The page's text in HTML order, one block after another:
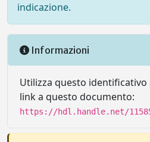
indicazione.
Informazioni
Utilizza questo
link a questo documento:
https://hdl.handle.net/